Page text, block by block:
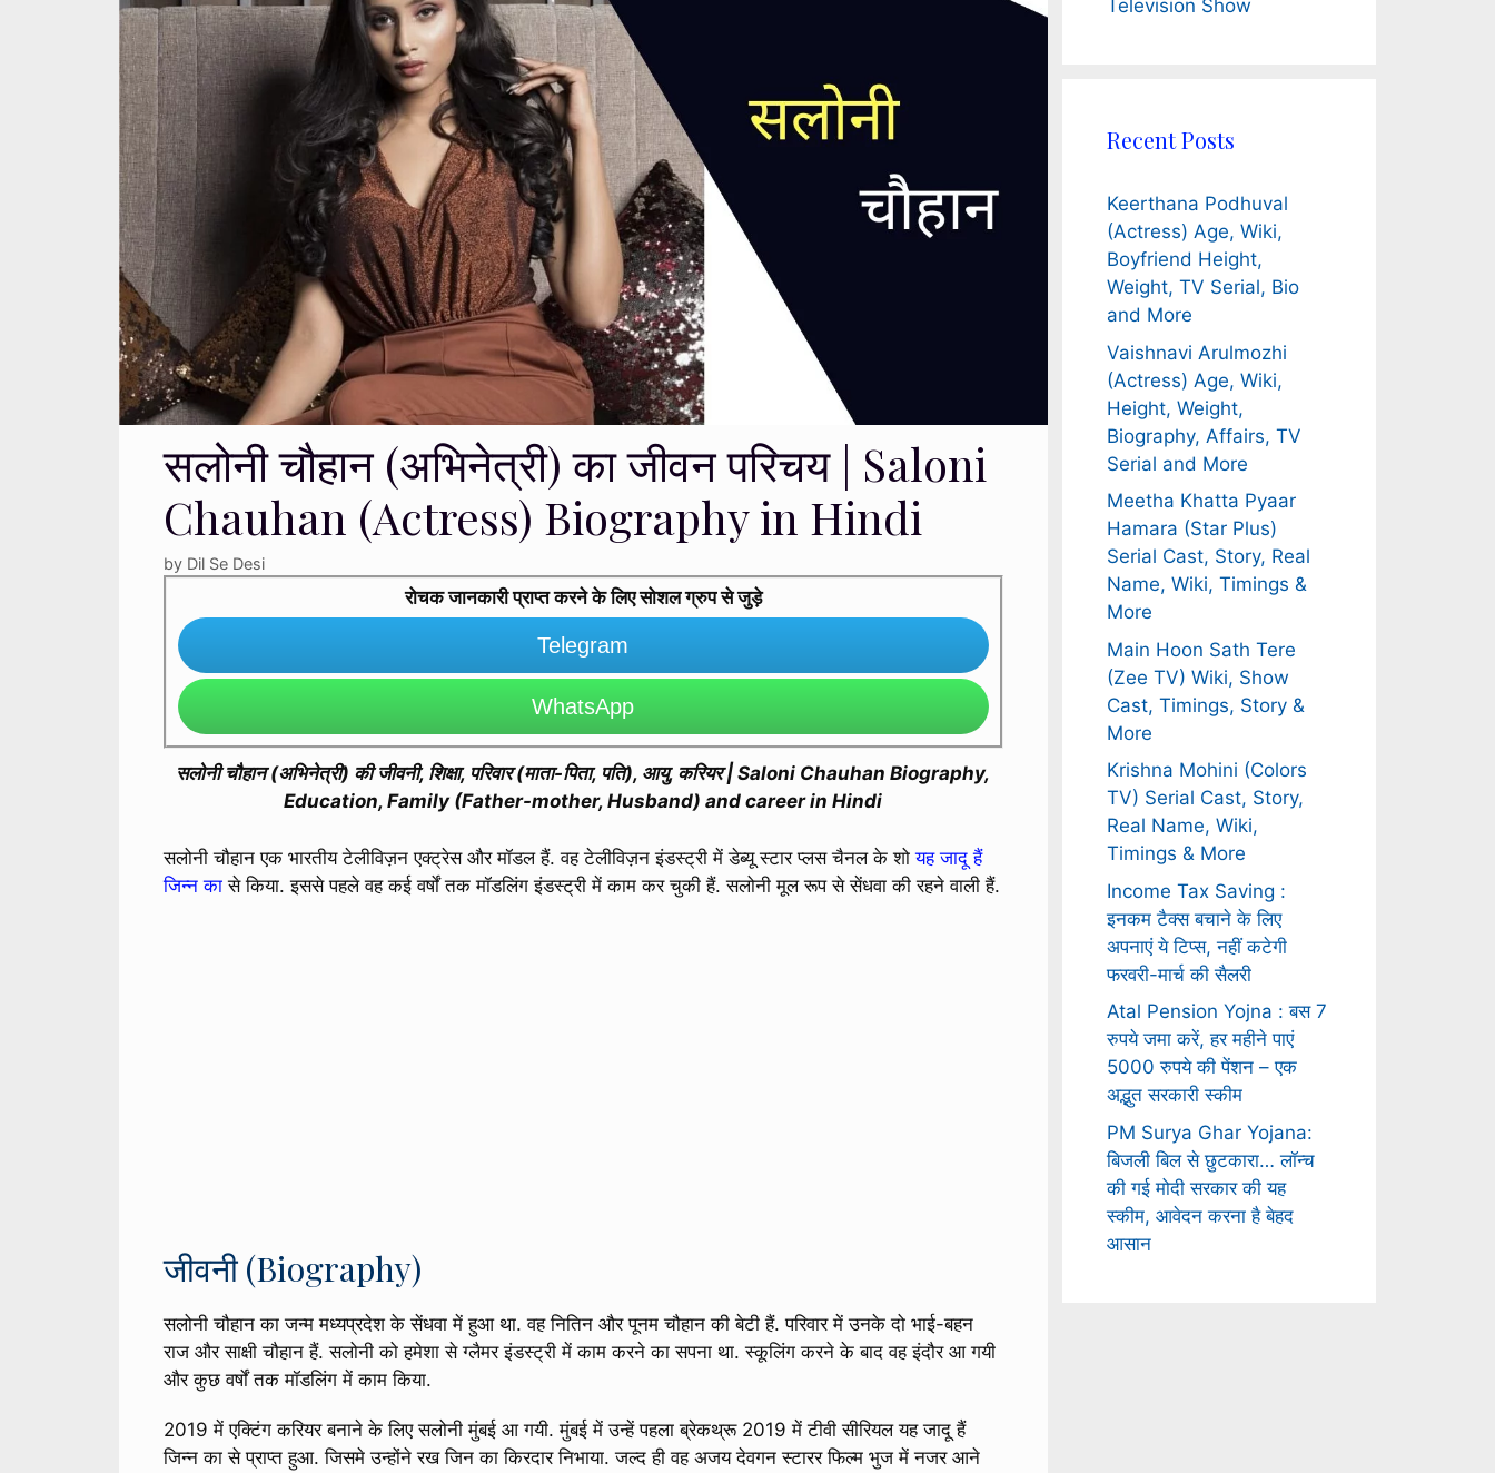
सलोनी चौहान (अभिनेत्री) का जीवन परिचय | Saloni
Chauhan (Actress) Biography in Hindi
by Dil Se Desi
रोचक जानकारी प्राप्त करने के लिए सोशल ग्रुप से जुड़े
Telegram
WhatsApp
सलोनी चौहान (अभिनेत्री) की जीवनी, शिक्षा, परिवार (माता-पिता, पति), आयु, करियर | Saloni Chauhan Biography,
Education, Family (Father-mother, Husband) and career in Hindi
सलोनी चौहान एक भारतीय टेलीविज़न एक्ट्रेस और मॉडल हैं. वह टेलीविज़न इंडस्ट्री में डेब्यू स्टार प्लस चैनल के शोयह जादू हैं
जिन्न का से किया. इससे पहले वह कई वर्षों तक मॉडलिंग इंडस्ट्री में काम कर चुकी हैं. सलोनी मूल रूप से सेंधवा की रहने वाली हैं.
जीवनी (Biography)
सलोनी चौहान का जन्म मध्यप्रदेश के सेंधवा में हुआ था. वह नितिन और पूनम चौहान की बेटी हैं. परिवार में उनके दो भाई-बहन
राज और साक्षी चौहान हैं. सलोनी को हमेशा से ग्लैमर इंडस्ट्री में काम करने का सपना था. स्कूलिंग करने के बाद वह इंदौर आ गयी
और कुछ वर्षों तक मॉडलिंग में काम किया.
2019 में एक्टिंग करियर बनाने के लिए सलोनी मुंबई आ गयी. मुंबई में उन्हें पहला ब्रेकथ्रू 2019 में टीवी सीरियल यह जादू हैं
जिन्न का से प्राप्त हुआ. जिसमे उन्होंने रख जिन का किरदार निभाया. जल्द ही वह अजय देवगन स्टारर फिल्म भुज में नजर आने
Television Show
Recent Posts
Keerthana Podhuval
(Actress) Age, Wiki,
Boyfriend Height,
Weight, TV Serial, Bio
and More
Vaishnavi Arulmozhi
(Actress) Age, Wiki,
Height, Weight,
Biography, Affairs, TV
Serial and More
Meetha Khatta Pyaar
Hamara (Star Plus)
Serial Cast, Story, Real
Name, Wiki, Timings &
More
Main Hoon Sath Tere
(Zee TV) Wiki, Show
Cast, Timings, Story &
More
Krishna Mohini (Colors
TV) Serial Cast, Story,
Real Name, Wiki,
Timings & More
Income Tax Saving :
इनकम टैक्स बचाने के लिए
अपनाएं ये टिप्स, नहीं कटेगी
फरवरी-मार्च की सैलरी
Atal Pension Yojna : बस 7
रुपये जमा करें, हर महीने पाएं
5000 रुपये की पेंशन – एक
अद्भुत सरकारी स्कीम
PM Surya Ghar Yojana:
बिजली बिल से छुटकारा… लॉन्च
की गई मोदी सरकार की यह
स्कीम, आवेदन करना है बेहद
आसान